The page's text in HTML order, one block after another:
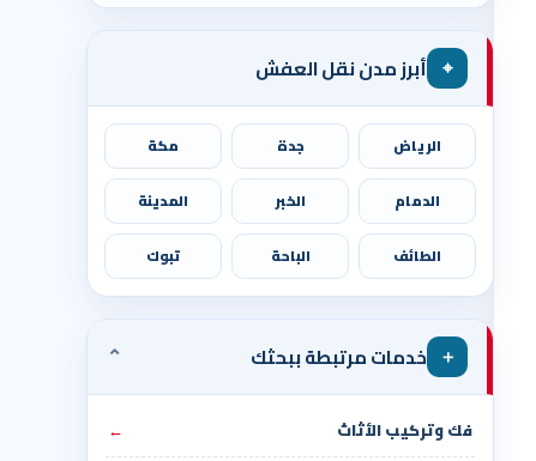
⌖ أبرز مدن نقل العفش
الرياض جدة مكة
الدمام الخبر المدينة
الطائف الباحة تبوك
＋ خدمات مرتبطة ببحثك ⌄
فك وتركيب الأثاث
←